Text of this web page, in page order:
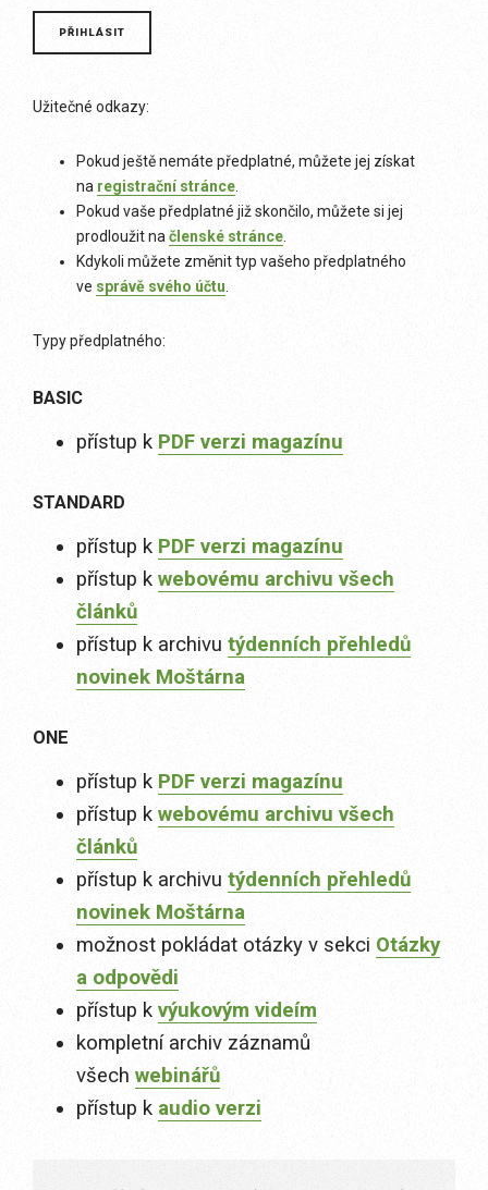
Užitečné odkazy:
Pokud ještě nemáte předplatné, můžete jej získat
na registrační stránce
Pokud vaše předplatné již skončilo, můžete si jej
prodloužit na členské stránce
Kdykoli můžete změnit typ vašeho předplatného
ve správě svého účtu
Typy předplatného:
BASIC
přístup k PDF verzi magazínu
STANDARD
přístup k PDF verzi magazínu
přístup k webovému archivu všech
článků
přístup k archivu týdenních přehledů
novinek Moštárna
ONE
přístup k PDF verzi magazínu
přístup k webovému archivu všech
článků
přístup k archivu týdenních přehledů
novinek Moštárna
možnost pokládat otázky v sekci Otázky
a odpovědi
přístup k výukovým videím
kompletní archiv záznamů
všech webinářů
přístup k audio verzi